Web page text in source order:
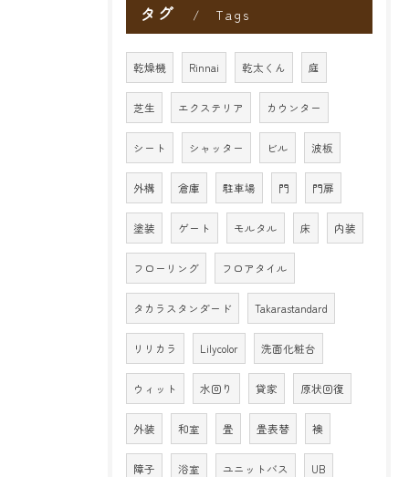
タグ Tags
乾燥機 Rinnai 乾太くん 庭
芝生 エクステリア カウンター
シート シャッター ビル 波板
外構 倉庫 駐車場 門 門扉
塗装 ゲート モルタル 床 内装
フローリング フロアタイル
タカラスタンダード Takarastandard
リリカラ Lilycolor 洗面化粧台
ウィット 水回り 貸家 原状回復
外装 和室 畳 畳表替 襖
障子 浴室 ユニットバス UB